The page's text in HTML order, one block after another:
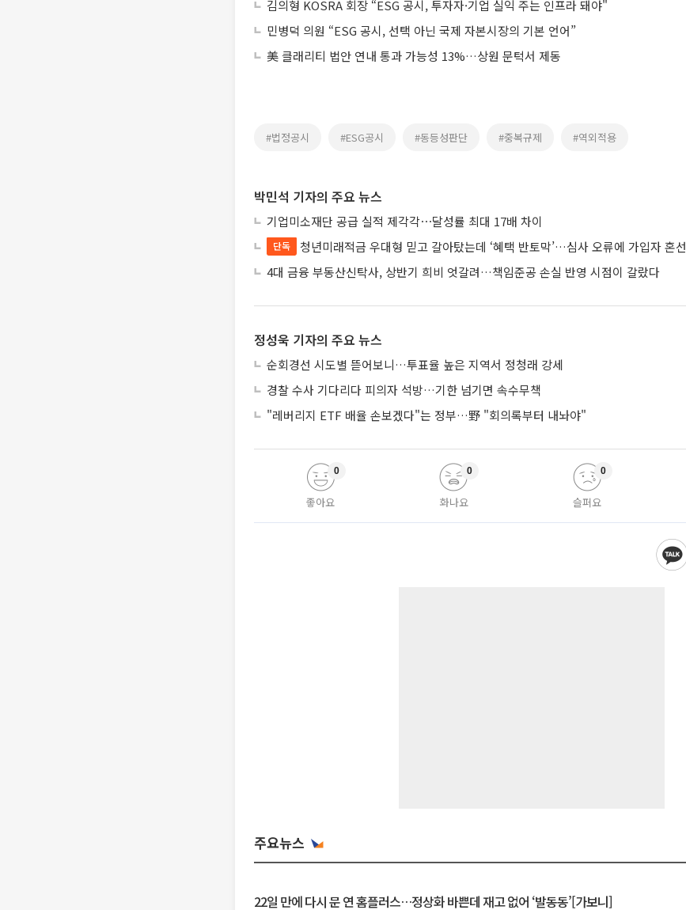
김의형 KOSRA 회장 “ESG 공시, 투자자·기업 실익 주는 인프라 돼야"
민병덕 의원 “ESG 공시, 선택 아닌 국제 자본시장의 기본 언어”
美 클래리티 법안 연내 통과 가능성 13%…상원 문턱서 제동
#법정공시 #ESG공시 #동등성판단 #중복규제 #역외적용
박민석 기자의 주요 뉴스
기업미소재단 공급 실적 제각각⋯달성률 최대 17배 차이
단독
청년미래적금 우대형 믿고 갈아탔는데 ‘혜택 반토막’…심사 오류에 가입자 혼선
4대 금융 부동산신탁사, 상반기 희비 엇갈려…책임준공 손실 반영 시점이 갈랐다
정성욱 기자의 주요 뉴스
순회경선 시도별 뜯어보니…투표율 높은 지역서 정청래 강세
경찰 수사 기다리다 피의자 석방…기한 넘기면 속수무책
"레버리지 ETF 배율 손보겠다"는 정부…野 "회의록부터 내놔야"
좋아요
0
화나요
0
슬퍼요
0
주요뉴스
22일 만에 다시 문 연 홈플러스…정상화 바쁜데 재고 없어 ‘발동동’[가보니]